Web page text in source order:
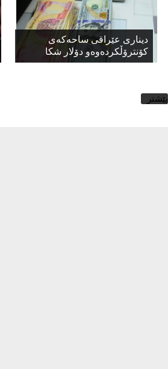
دیناری عێراقی ساحەكەی
كۆنترۆڵكردەوەو دۆلار شكا
پێشتر